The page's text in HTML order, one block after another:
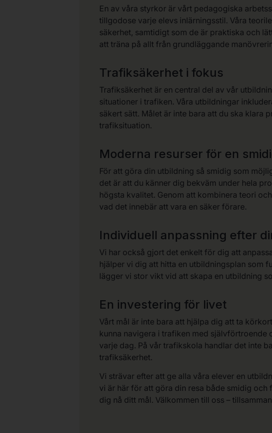
En av våra styrkor är vårt pedagogiska
tillgodose varje elevs inlärningsstil. Våra
säkerhet, samtidigt som de är praktiska och
att träna på allt från grundläggande
Trafiksäkerhet i fokus
Trafiksäkerhet är en central del av vår
situationer i trafiken. Våra utbildningar
säkert sätt. Målet är inte bara att du ska klara
trafiksituation.
Moderna resurser för en
För att göra din utbildning så smidig som
det är att du känner dig bekväm under hela
högsta kvalitet. Genom att kombinera teori
vad det innebär att vara en säker förare.
Individuell anpassning efter
Vi har också gjort det enkelt för dig att
hjälper vi dig att hitta en utbildningsplan som
lägger vi stor vikt vid att skapa en utbildning
En investering för livet
Vårt mål är inte bara att hjälpa dig att ta
kunna navigera i trafiken med
varje dag. På vår trafikskola handlar det inte
trafiksäkerhet.
Vi strävar efter att ge alla våra elever en
vi är här för att göra din resa både smidig
dig nå ditt mål. Välkommen till oss –